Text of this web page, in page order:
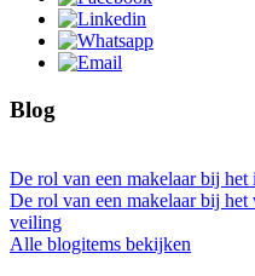
Blog
De rol van een makelaar bij
De rol van een makelaar bij het
veiling
Alle blogitems bekijken